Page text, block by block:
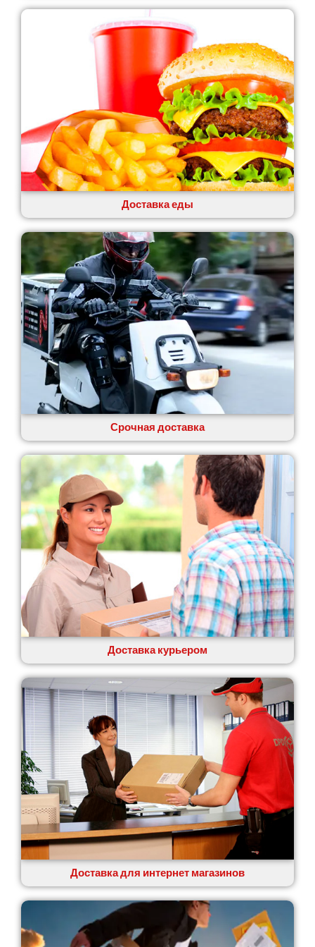
Лубны
Лука-Мелешковская
Миргород
Авангард
Нетешин
Нежин
Никитинцы
Николаев
Никополь
Новоалександровка
Новомосковск
Новоселки
Нововолынск
Обухов
Обуховка
Одесса
Острог
Павлоград
Переяслав
Первомайск
Песочин
Петриков
Петропавловская Борщаговка
Подгородное
Погребы
Покров
Полтава
Прилуки
Путивль
Пятихатки
Раздельная
Рени
Решетиловка
Ромны
Ровно
Самбор
Счастливое
Шепетовка
Шостка
Шпола
Синельниково
Славута
Славутич
Слобожанское
Смела
Софиевская Борщаговка
Сокольники
Солоницевка
Староконстантинов
Старые Петровцы
Стебник
Стоянка
Стрый
Доставка еды
Срочная доставка
Доставка курьером
Доставка для интернет магазинов